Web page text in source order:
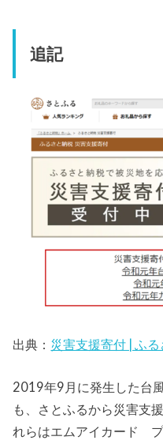
追記
出典： 災害支援寄付 | ふ
2019年9月に発生した台
も、さとふるから災害支
れらはエムアイカード